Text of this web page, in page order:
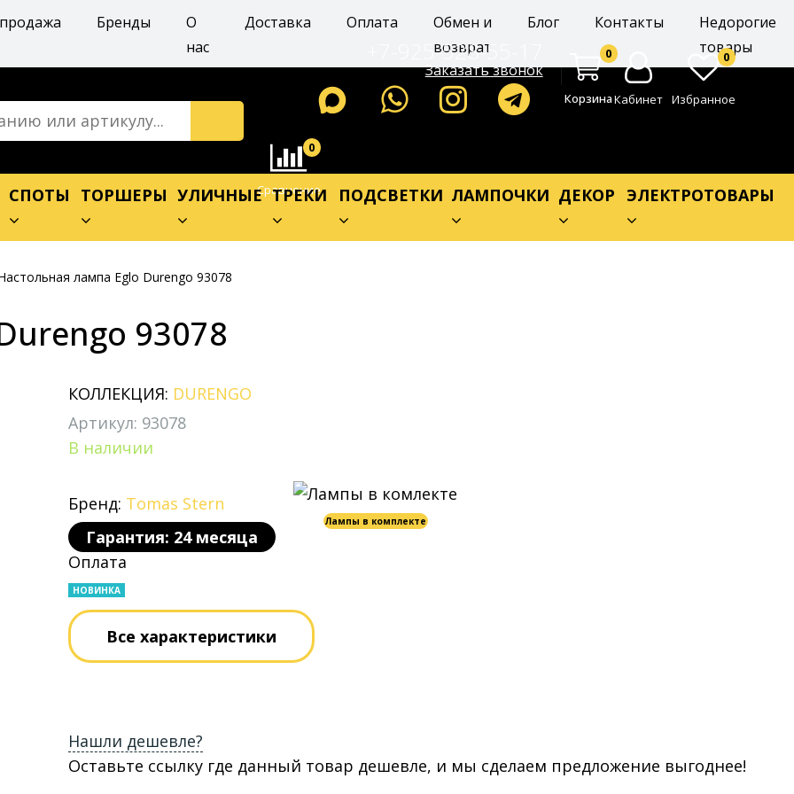
Бренды
О
нас
Доставка Оплата
Обмен и
возврат
Блог Контакты
Недорогие
товары
+7-925-528-55-17
Заказать звонок
0
КорзинаКабинет
0
Избранное
0
Сравнение
СПОТЫ ТОРШЕРЫ УЛИЧНЫЕ ТРЕКИ ПОДСВЕТКИ ЛАМПОЧКИ ДЕКОР ЭЛЕКТРОТОВАРЫ
лампа Eglo Durengo 93078
93078
КОЛЛЕКЦИЯ: DURENGO
Артикул: 93078
В наличии
Бренд: Tomas Stern
Гарантия: 24 месяца
Лампы в комплекте
Оплата
НОВИНКА
Все характеристики
Нашли дешевле?
Оставьте ссылку где данный товар дешевле, и мы сделаем предложение выгоднее!